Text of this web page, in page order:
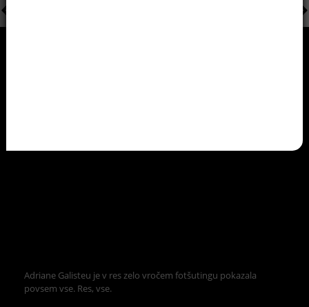
Adriane Galisteu je v res zelo vročem fotšutingu pokazala
povsem vse. Res, vse.